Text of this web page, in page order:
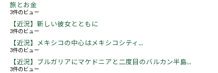
旅とお金
3件のビュー
【近況】新しい彼女とともに
3件のビュー
【近況】メキシコの中心はメキシコシティ...
3件のビュー
【近況】ブルガリアにマケドニアと二度目のバルカン半島...
3件のビュー